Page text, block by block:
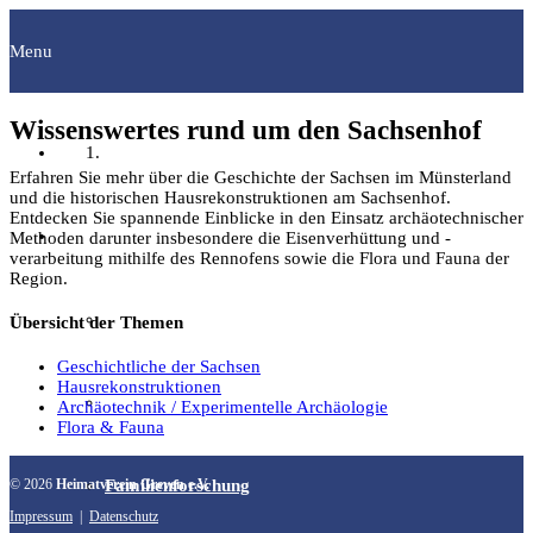
Menu
Fachgruppen
Archäologie
Bilddokumentation
Familienforschung
Wissenswertes rund um den Sachsenhof
Erfahren Sie mehr über die Geschichte der Sachsen im Münsterland
und die historischen Hausrekonstruktionen am Sachsenhof.
Entdecken Sie spannende Einblicke in den Einsatz archäotechnischer
Methoden darunter insbesondere die Eisenverhüttung und -
verarbeitung mithilfe des Rennofens sowie die Flora und Fauna der
Region.
Übersicht der Themen
Geschichtliche der Sachsen
Hausrekonstruktionen
Archäotechnik / Experimentelle Archäologie
Flora & Fauna
© 2026 Heimatverein Greven e.V.
Impressum | Datenschutz